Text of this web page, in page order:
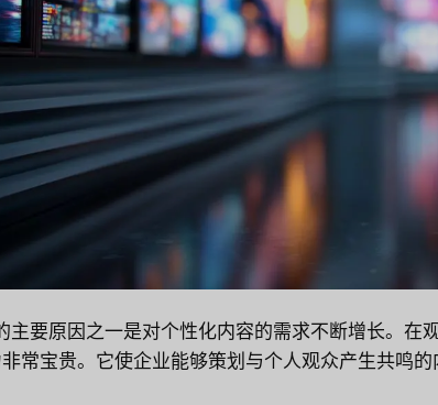
主要原因之一是对个性化内容的需求不断增长。在
常宝贵。它使企业能够策划与个人观众产生共鸣的